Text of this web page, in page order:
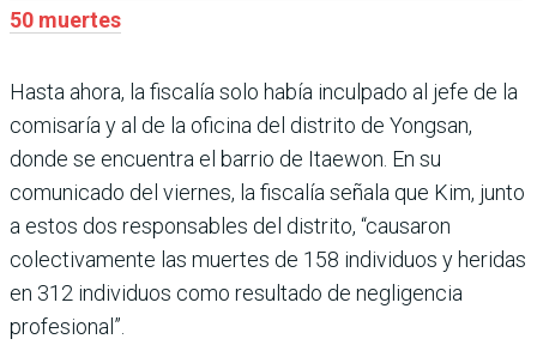
50 muertes
Hasta ahora, la fiscalía solo había inculpado al jefe de la
comisaría y al de la oficina del distrito de Yongsan,
donde se encuentra el barrio de Itaewon. En su
comunicado del viernes, la fiscalía señala que Kim, junto
a estos dos responsables del distrito, “causaron
colectivamente las muertes de 158 individuos y heridas
en 312 individuos como resultado de negligencia
profesional”.